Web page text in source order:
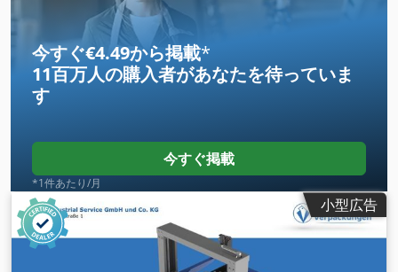
今すぐ€4.49から掲載*
11百万人の購入者があなたを待っていま
す
今すぐ掲載
*1件あたり/月
小型広告